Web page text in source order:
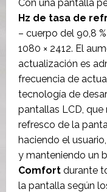
Con una pantalla
Hz de tasa de
– cuerpo del 90,8
1080 × 2412. El
actualización es
frecuencia de
tecnología de
pantallas LCD,
refresco de la
haciendo el
y manteniendo un
Comfort durante
la pantalla según